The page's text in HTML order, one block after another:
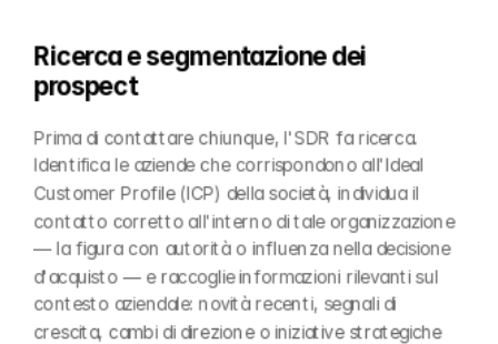
Ricerca e segmentazione dei
prospect
Prima di contattare chiunque, l'SDR fa ricerca.
Identifica le aziende che corrispondono all'Ideal
Customer Profile (ICP) della società, individua il
contatto corretto all'interno di tale organizzazione
— la figura con autorità o influenza nella decisione
d'acquisto — e raccoglie informazioni rilevanti sul
contesto aziendale: novità recenti, segnali di
crescita, cambi di direzione o iniziative strategiche